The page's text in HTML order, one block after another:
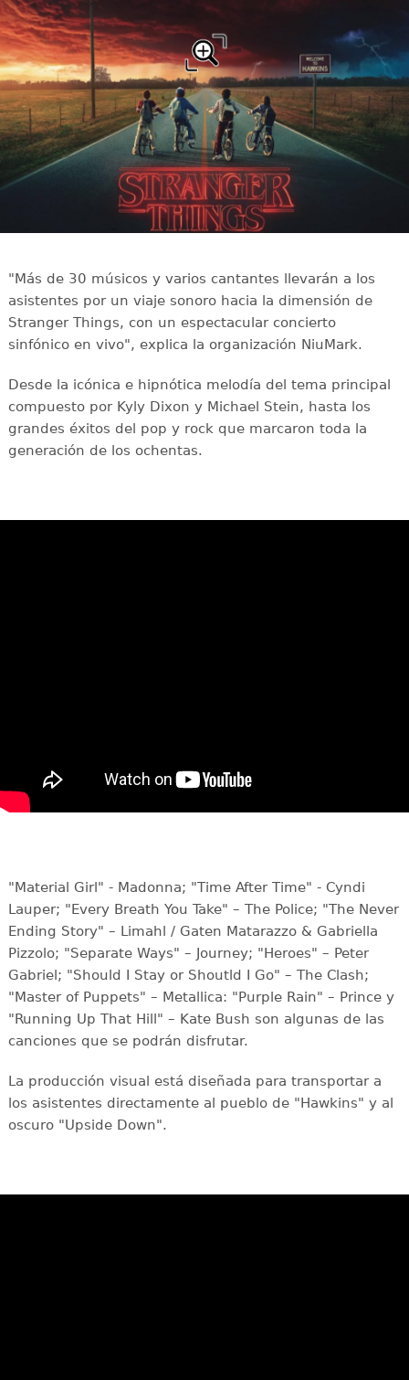
"Más de 30 músicos y varios cantantes llevarán a los
asistentes por un viaje sonoro hacia la dimensión de
Stranger Things, con un espectacular concierto
sinfónico en vivo", explica la organización NiuMark.
Desde la icónica e hipnótica melodía del tema principal
compuesto por Kyly Dixon y Michael Stein, hasta los
grandes éxitos del pop y rock que marcaron toda la
generación de los ochentas.
"Material Girl" - Madonna; "Time After Time" - Cyndi
Lauper; "Every Breath You Take" – The Police; "The Never
Ending Story" – Limahl / Gaten Matarazzo & Gabriella
Pizzolo; "Separate Ways" – Journey; "Heroes" – Peter
Gabriel; "Should I Stay or Shoutld I Go" – The Clash;
"Master of Puppets" – Metallica: "Purple Rain" – Prince y
"Running Up That Hill" – Kate Bush son algunas de las
canciones que se podrán disfrutar.
La producción visual está diseñada para transportar a
los asistentes directamente al pueblo de "Hawkins" y al
oscuro "Upside Down".